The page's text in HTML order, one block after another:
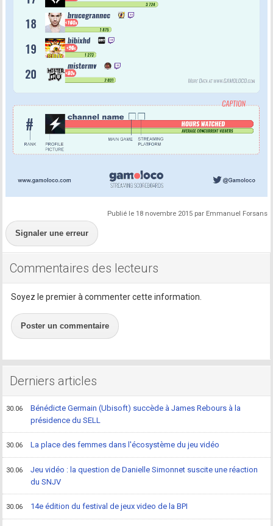
Publié le 18 novembre 2015 par Emmanuel Forsans
Signaler une erreur
Commentaires des lecteurs
Soyez le premier à commenter cette information.
Poster un commentaire
Derniers articles
30.06
Bénédicte Germain (Ubisoft) succède à James Rebours à la
présidence du SELL
30.06 La place des femmes dans l'écosystème du jeu vidéo
30.06
Jeu vidéo : la question de Danielle Simonnet suscite une réaction
du SNJV
30.06 14e édition du festival de jeux video de la BPI